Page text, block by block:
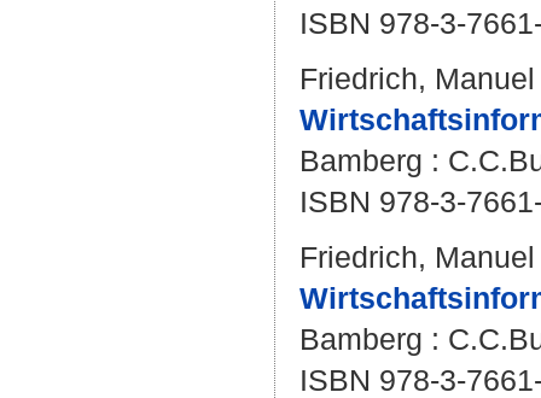
ISBN 978-3-
Friedrich, Manuel
Bamberg :
ISBN 978-3-
Friedrich, Manuel
Bamberg :
ISBN 978-3-